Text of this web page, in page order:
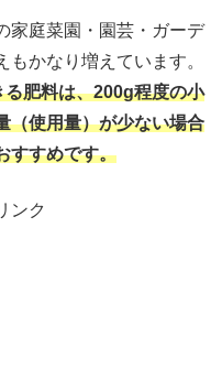
家庭菜園・園芸・ガーデ
かなり増えています。
肥料は、200g程度の小
（使用量）が少ない場合
すすめです。
ンク